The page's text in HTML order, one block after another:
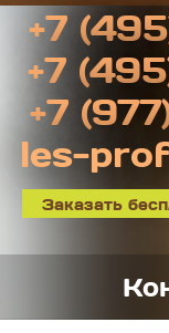
+7
+7
+7
les-
Заказать